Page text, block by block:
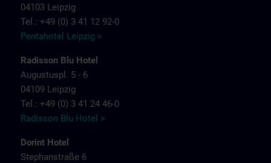
04103 Leipzig
Tel.: +49 (0) 3 41 12 92-0
Pentahotel Leipzig >
Radisson Blu Hotel
Augustuspl. 5 - 6
04109 Leipzig
Tel.: +49 (0) 3 41 24 46-0
Radisson Blu Hotel >
Dorint Hotel
Stephanstraße 6